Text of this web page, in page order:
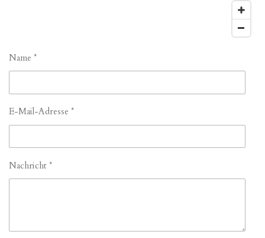
Name *
E-Mail-Adresse *
Nachricht *